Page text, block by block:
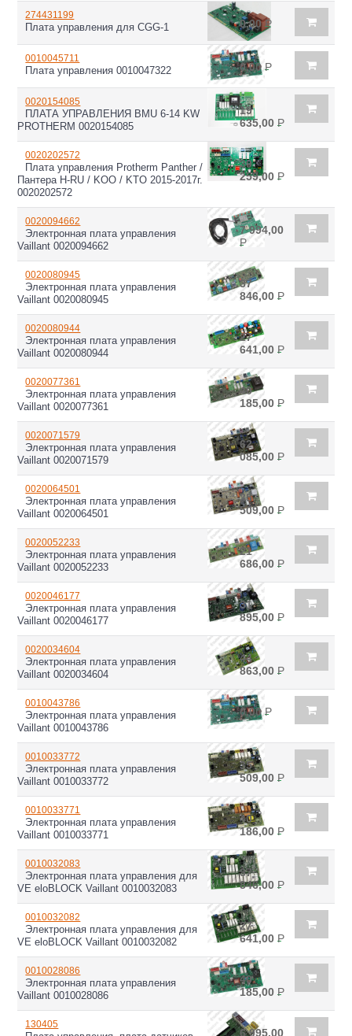
274431199
Плата управления для CGG-1 0,00Р
0010045711
Плата управления 0010047322 0,00Р
0020154085
ПЛАТА УПРАВЛЕНИЯ BMU 6-14 KW
PROTHERM 0020154085
19
635,00 Р
0020202572
Плата управления Protherm Panther /
Пантера H-RU / KOO / KTO 2015-2017г.
0020202572
39
259,00 Р
0020094662
Электронная плата управления
Vaillant 0020094662
7 994,00
Р
0020080945
Электронная плата управления
Vaillant 0020080945
37
846,00 Р
0020080944
Электронная плата управления
Vaillant 0020080944
27
641,00 Р
0020077361
Электронная плата управления
Vaillant 0020077361
40
185,00 Р
0020071579
Электронная плата управления
Vaillant 0020071579
62
085,00 Р
0020064501
Электронная плата управления
Vaillant 0020064501
35
509,00 Р
0020052233
Электронная плата управления
Vaillant 0020052233
21
686,00 Р
0020046177
Электронная плата управления
Vaillant 0020046177
31
895,00 Р
0020034604
Электронная плата управления
Vaillant 0020034604
44
863,00 Р
0010043786
Электронная плата управления
Vaillant 0010043786
0,00Р
0010033772
Электронная плата управления
Vaillant 0010033772
35
509,00 Р
0010033771
Электронная плата управления
Vaillant 0010033771
40
186,00 Р
0010032083
Электронная плата управления для
VE eloBLOCK Vaillant 0010032083
37
846,00 Р
0010032082
Электронная плата управления для
VE eloBLOCK Vaillant 0010032082
27
641,00 Р
0010028086
Электронная плата управления
Vaillant 0010028086
40
185,00 Р
130405
6 995,00